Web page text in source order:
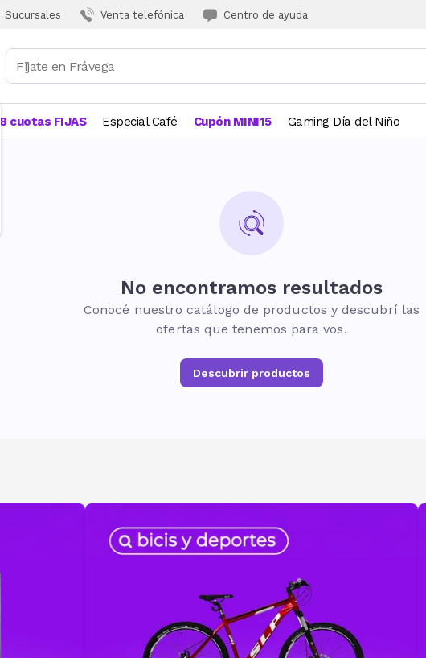
Sucursales Venta telefónica Centro de ayuda
18 cuotas FIJAS Especial Café Cupón MINI15 Gaming Día del Niño
No encontramos resultados
Conocé nuestro catálogo de productos y descubrí las
ofertas que tenemos para vos.
Descubrir productos